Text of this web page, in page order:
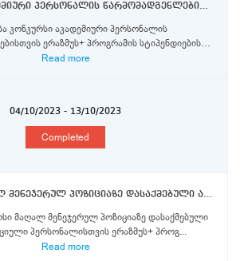
კონკურსი აკადემიური პერსონალის წარმომადგენლებისთვის ერაზმუს+ პროგრამის სტიპენდიების მოსაპოვებლად
კონკურსი აკადემიური პერსონალის
ერაზმუს+ პროგრამის სტიპენდიების
მოსაპოვ...
Read more
04/10/2023 - 13/10/2023
Completed
კონკურსი მაღალ მენეჯერულ პოზიციაზე დასაქმებული ადმინისტრაციული პერსონალისთვის ერაზმუს+ პროგრამის ფარგლებში მობილობის სტიპენდიების მოსაპოვებლად კადირ ჰასის უნივერსიტეტში
მაღალ მენეჯერულ პოზიციაზე დასაქმებული
პერსონალისთვის ერაზმუს+ პროგ...
Read more